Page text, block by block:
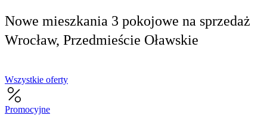
Nowe mieszkania 3 pokojowe na sprzedaż
Wrocław, Przedmieście Oławskie
Wszystkie oferty
Promocyjne